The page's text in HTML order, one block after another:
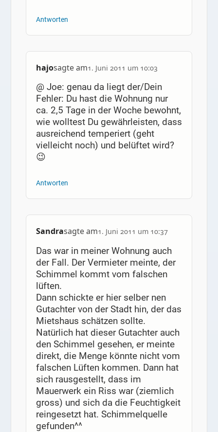
Antworten
hajosagte am1. Juni 2011 um 10:03
@ Joe: genau da liegt der/Dein
Fehler: Du hast die Wohnung nur
ca. 2,5 Tage in der Woche bewohnt,
wie wolltest Du gewährleisten, dass
ausreichend temperiert (geht
vielleicht noch) und belüftet wird?
😉
Antworten
Sandrasagte am1. Juni 2011 um 10:37
Das war in meiner Wohnung auch
der Fall. Der Vermieter meinte, der
Schimmel kommt vom falschen
lüften.
Dann schickte er hier selber nen
Gutachter von der Stadt hin, der das
Mietshaus schätzen sollte.
Natürlich hat dieser Gutachter auch
den Schimmel gesehen, er meinte
direkt, die Menge könnte nicht vom
falschen Lüften kommen. Dann hat
sich rausgestellt, dass im
Mauerwerk ein Riss war (ziemlich
gross) und sich da die Feuchtigkeit
reingesetzt hat. Schimmelquelle
gefunden^^